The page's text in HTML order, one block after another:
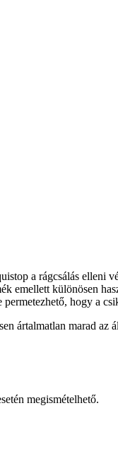
a rágcsálás elleni
emellett különösen
hogy a
ártalmatlan marad az
megismételhető.